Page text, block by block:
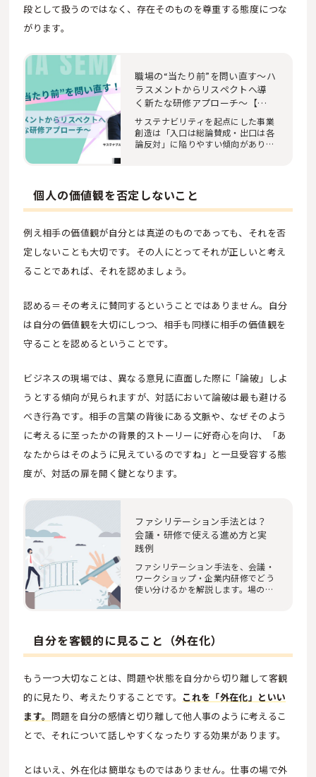
段として扱うのではなく、存在そのものを尊重する態度につな
がります。
職場の“当たり前”を問い直す～ハ
ラスメントからリスペクトへ導
く新たな研修アプローチ～【下
書き】
サステナビリティを起点にした事業
創造は「入口は総論賛成・出口は各
論反対」に陥りやすい傾向がありま
個人の価値観を否定しないこと
例え相手の価値観が自分とは真逆のものであっても、それを否
定しないことも大切です。その人にとってそれが正しいと考え
ることであれば、それを認めましょう。
認める＝その考えに賛同するということではありません。自分
は自分の価値観を大切にしつつ、相手も同様に相手の価値観を
守ることを認めるということです。
ビジネスの現場では、異なる意見に直面した際に「論破」しよ
うとする傾向が見られますが、対話において論破は最も避ける
べき行為です。相手の言葉の背後にある文脈や、なぜそのよう
に考えるに至ったかの背景的ストーリーに好奇心を向け、「あ
なたからはそのように見えているのですね」と一旦受容する態
度が、対話の扉を開く鍵となります。
ファシリテーション手法とは？
会議・研修で使える進め方と実
践例
ファシリテーション手法を、会議・
ワークショップ・企業内研修でどう
使い分けるかを解説します。場の設
自分を客観的に見ること（外在化）
もう一つ大切なことは、問題や状態を自分から切り離して客観
的に見たり、考えたりすることです。 これを「外在化」といい
ます。 問題を自分の感情と切り離して他人事のように考えるこ
とで、それについて話しやすくなったりする効果があります。
とはいえ、外在化は簡単なものではありません。仕事の場で外